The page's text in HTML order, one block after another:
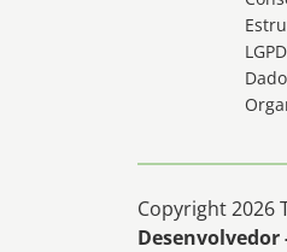
LGPD
Copyright 2026
Desenvolvedor